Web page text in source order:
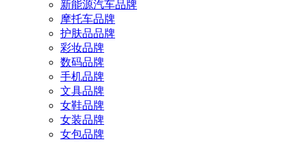
新能源汽车品牌
摩托车品牌
护肤品品牌
彩妆品牌
数码品牌
手机品牌
文具品牌
女鞋品牌
女装品牌
女包品牌